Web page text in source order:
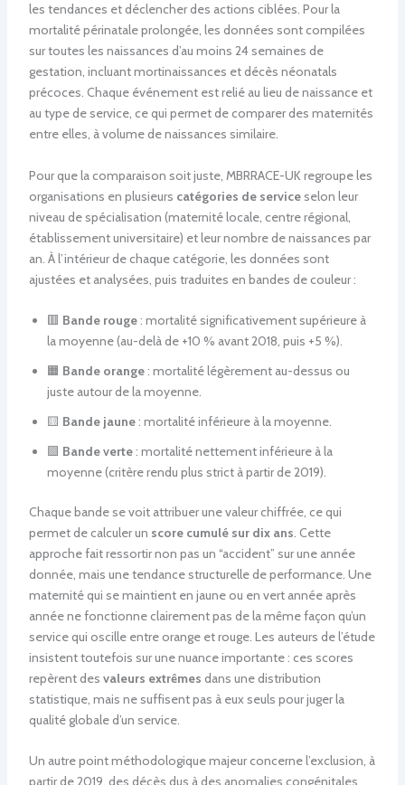
les tendances et déclencher des actions ciblées. Pour la
mortalité périnatale prolongée, les données sont compilées
sur toutes les naissances d’au moins 24 semaines de
gestation, incluant mortinaissances et décès néonatals
précoces. Chaque événement est relié au lieu de naissance et
au type de service, ce qui permet de comparer des maternités
entre elles, à volume de naissances similaire.
Pour que la comparaison soit juste, MBRRACE-UK regroupe les
organisations en plusieurs catégories de serviceselon leur
niveau de spécialisation (maternité locale, centre régional,
établissement universitaire) et leur nombre de naissances par
an. À l’intérieur de chaque catégorie, les données sont
ajustées et analysées, puis traduites en bandes de couleur :
🟥 Bande rouge: mortalité significativement supérieure à
la moyenne (au-delà de +10 % avant 2018, puis +5 %).
🟧 Bande orange: mortalité légèrement au-dessus ou
juste autour de la moyenne.
🟨 Bande jaune: mortalité inférieure à la moyenne.
🟩 Bande verte: mortalité nettement inférieure à la
moyenne (critère rendu plus strict à partir de 2019).
Chaque bande se voit attribuer une valeur chiffrée, ce qui
permet de calculer un score cumulé sur dix ans. Cette
approche fait ressortir non pas un “accident” sur une année
donnée, mais une tendance structurelle de performance. Une
maternité qui se maintient en jaune ou en vert année après
année ne fonctionne clairement pas de la même façon qu’un
service qui oscille entre orange et rouge. Les auteurs de l’étude
insistent toutefois sur une nuance importante : ces scores
repèrent des valeurs extrêmes dans une distribution
statistique, mais ne suffisent pas à eux seuls pour juger la
qualité globale d’un service.
Un autre point méthodologique majeur concerne l’exclusion, à